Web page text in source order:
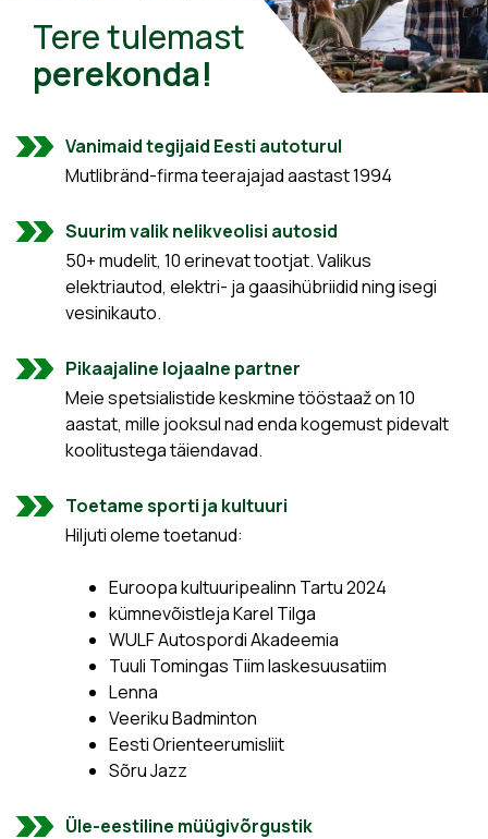
Tere tulemast
perekonda!
Vanimaid tegijaid Eesti autoturul
Mutlibränd-firma teerajajad aastast 1994
Suurim valik nelikveolisi autosid
50+ mudelit, 10 erinevat tootjat. Valikus
elektriautod, elektri- ja gaasihübriidid ning isegi
vesinikauto.
Pikaajaline lojaalne partner
Meie spetsialistide keskmine tööstaaž on 10
aastat, mille jooksul nad enda kogemust pidevalt
koolitustega täiendavad.
Toetame sporti ja kultuuri
Hiljuti oleme toetanud:
Euroopa kultuuripealinn Tartu 2024
kümnevõistleja Karel Tilga
WULF Autospordi Akadeemia
Tuuli Tomingas Tiim laskesuusatiim
Lenna
Veeriku Badminton
Eesti Orienteerumisliit
Sõru Jazz
Üle-eestiline müügivõrgustik